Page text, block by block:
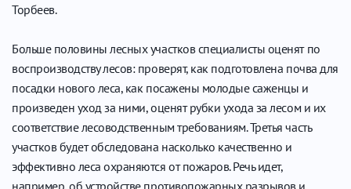
Торбеев.
Больше половины лесных участков специалисты оценят по
воспроизводству лесов: проверят, как подготовлена почва для
посадки нового леса, как посажены молодые саженцы и
произведен уход за ними, оценят рубки ухода за лесом и их
соответствие лесоводственным требованиям. Третья часть
участков будет обследована насколько качественно и
эффективно леса охраняются от пожаров. Речь идет,
например, об устройстве противопожарных разрывов и